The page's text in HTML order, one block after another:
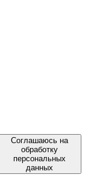
Соглашаюсь на
обработку
персональных
данных